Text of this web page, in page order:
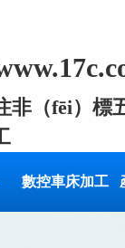
非（fēi）標
數控車床加工